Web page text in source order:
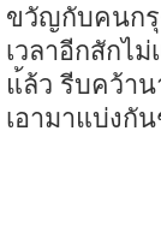
ขวัญกับคนกรุ
เวลาอีกสักไ
แ้ล้ว รีบคว้า
เอามาแบ่งกั